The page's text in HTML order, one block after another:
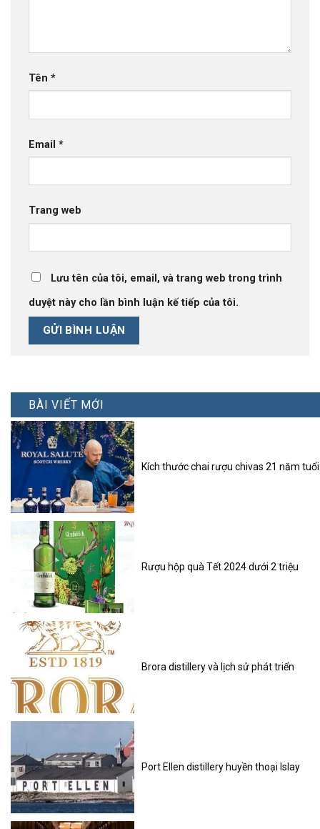
Tên *
Email *
Trang web
Lưu tên của tôi, email, và trang web trong trình
duyệt này cho lần bình luận kế tiếp của tôi.
BÀI VIẾT MỚI
Kích thước chai rượu chivas 21 năm tuổi
Rượu hộp quà Tết 2024 dưới 2 triệu
Brora distillery và lịch sử phát triển
Port Ellen distillery huyền thoại Islay